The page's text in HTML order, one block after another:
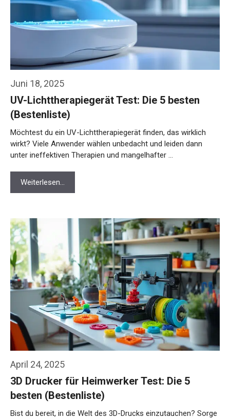
Juni 18, 2025
UV-Lichttherapiegerät Test: Die 5 besten
(Bestenliste)
Möchtest du ein UV-Lichttherapiegerät finden, das wirklich
wirkt? Viele Anwender wählen unbedacht und leiden dann
unter ineffektiven Therapien und mangelhafter …
Weiterlesen…
April 24, 2025
3D Drucker für Heimwerker Test: Die 5
besten (Bestenliste)
Bist du bereit, in die Welt des 3D-Drucks einzutauchen? Sorge